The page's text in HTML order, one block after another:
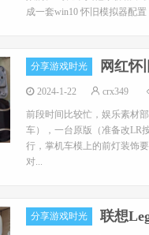
成一套win10 怀旧模拟器配
分享游戏时光 网红怀
2024-1-22 crx349
前段时间比较忙，娱乐素材
车），一台原版（准备改LR
行，掌机车模上的前灯装饰
对...
分享游戏时光 联想